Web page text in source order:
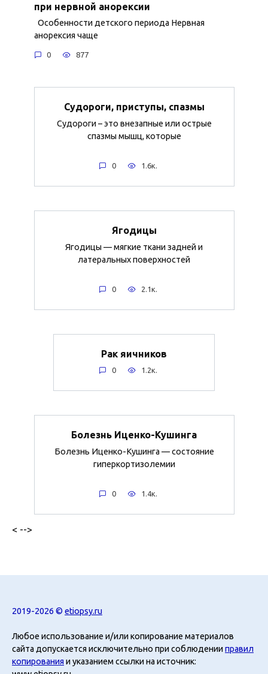
при нервной анорексии
Особенности детского периода Нервная
анорексия чаще
0 877
Судороги, приступы, спазмы
Судороги – это внезапные или острые
спазмы мышц, которые
0 1.6к.
Ягодицы
Ягодицы — мягкие ткани задней и
латеральных поверхностей
0 2.1к.
Рак яичников
0 1.2к.
Болезнь Иценко-Кушинга
Болезнь Иценко-Кушинга — состояние
гиперкортизолемии
0 1.4к.
< -->
2019-2026 © etiopsy.ru
Любое использование и/или копирование материалов
сайта допускается исключительно при соблюденииправил
копирования и указанием ссылки на источник: